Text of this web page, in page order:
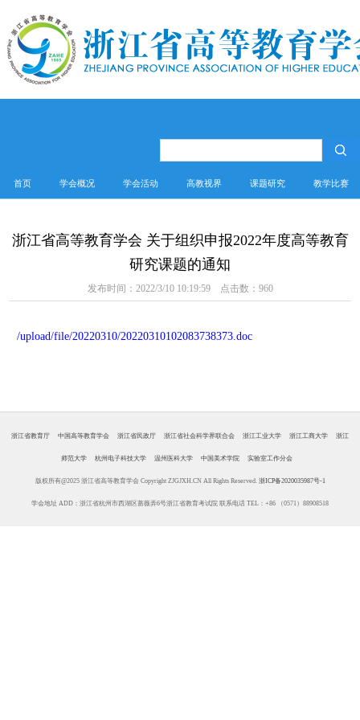
首页 学会概况 学会活动 高教视界 课题研究 教学比赛
浙江省高等教育学会 关于组织申报2022年度高等教育
研究课题的通知
发布时间：2022/3/10 10:19:59 点击数： 960
/upload/file/20220310/20220310102083738373.doc
浙江省教育厅 中国高等教育学会 浙江省民政厅 浙江省社会科学界联合会 浙江工业大学 浙江工商大学 浙江
师范大学 杭州电子科技大学 温州医科大学 中国美术学院 实验室工作分会
版权所有@2025 浙江省高等教育学会 Copyright ZJGJXH.CN All Rights Reserved. 浙ICP备2020035987号-1
学会地址 ADD：浙江省杭州市西湖区蔷薇弄6号浙江省教育考试院 联系电话 TEL：+86 （0571）88908518